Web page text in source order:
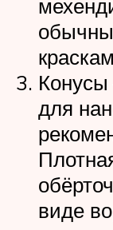
Конусы
для
виде